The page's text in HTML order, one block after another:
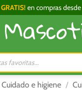
GRATIS! en compras
Cuidado e higiene /